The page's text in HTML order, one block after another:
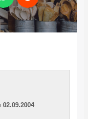
02.09.2004